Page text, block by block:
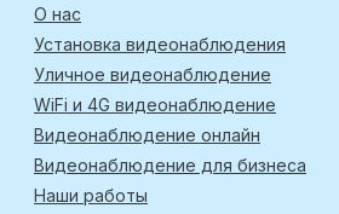
О нас
Установка видеонаблюдения
Уличное видеонаблюдение
WiFi и 4G видеонаблюдение
Видеонаблюдение онлайн
Видеонаблюдение для бизнеса
Наши работы